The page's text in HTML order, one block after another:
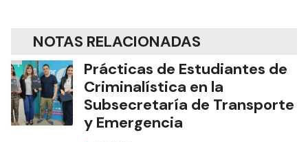
NOTAS RELACIONADAS
Prácticas de Estudiantes de
Criminalística en la
Subsecretaría de Transporte
y Emergencia